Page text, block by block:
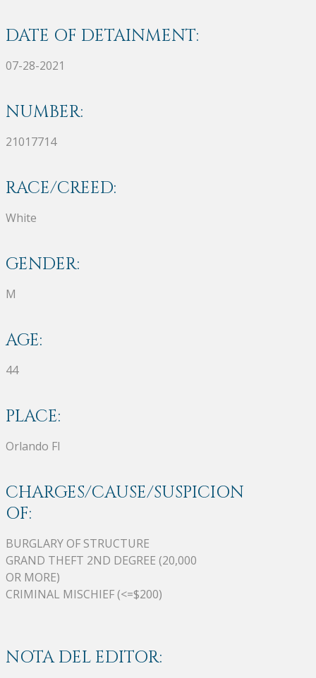
DATE OF DETAINMENT:
07-28-2021
NUMBER:
21017714
RACE/CREED:
White
GENDER:
M
AGE:
44
PLACE:
Orlando Fl
CHARGES/CAUSE/SUSPICION
OF:
BURGLARY OF STRUCTURE
GRAND THEFT 2ND DEGREE (20,000
OR MORE)
CRIMINAL MISCHIEF (<=$200)
NOTA DEL EDITOR: